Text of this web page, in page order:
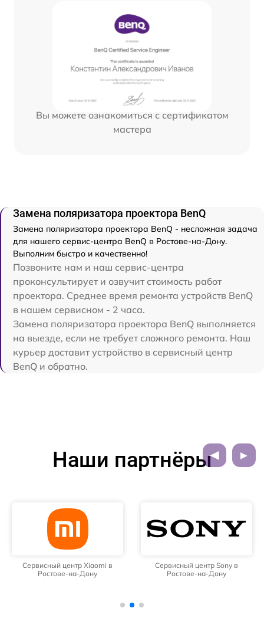
Вы можете ознакомиться с сертификатом
мастера
Замена поляризатора проектора BenQ
Замена поляризатора проектора BenQ - несложная задача
для нашего сервис-центра BenQ в Ростове-на-Дону.
Выполним быстро и качественно!
Позвоните нам и наш сервис-центра
проконсультирует и озвучит стоимость работ
проектора. Среднее время ремонта устройств BenQ
в нашем сервисном - 2 часа.
Замена поляризатора проектора BenQ выполняется
на выезде, если не требует сложного ремонта. Наш
курьер доставит устройство в сервисный центр
BenQ и обратно.
Наши партнёры
Сервисный центр Xiaomi в
Ростове-на-Дону
Сервисный центр Sony в
Ростове-на-Дону